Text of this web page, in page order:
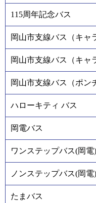
115周年記念バス
岡山市支線バス（キャ
岡山市支線バス（キャ
岡山市支線バス（ポン
ハローキティ バス
岡電バス
ワンステップバス(岡電)
ノンステップバス(岡電)
たまバス